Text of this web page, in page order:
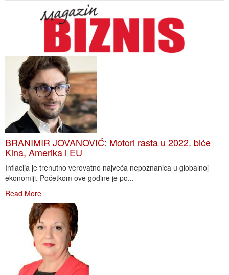
BRANIMIR JOVANOVIĆ: Motori rasta u 2022. biće
Kina, Amerika i EU
Inflacija je trenutno verovatno najveća nepoznanica u globalnoj
ekonomiji. Početkom ove godine je po...
Read More